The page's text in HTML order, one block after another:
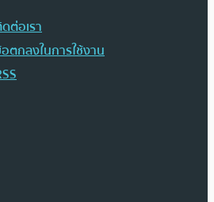
ต่อเรา
ตกลงในการใช้งาน